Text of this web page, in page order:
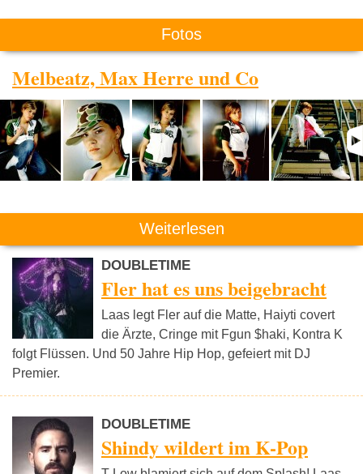
Fotos
Melbeatz, Max Herre und Co
Weiterlesen
DOUBLETIME
Fler hat es uns beigebracht
Laas legt Fler auf die Matte, Haiyti covert
die Ärzte, Cringe mit Fgun $haki, Kontra K
folgt Flüssen. Und 50 Jahre Hip Hop, gefeiert mit DJ
Premier.
DOUBLETIME
Shindy wildert im K-Pop